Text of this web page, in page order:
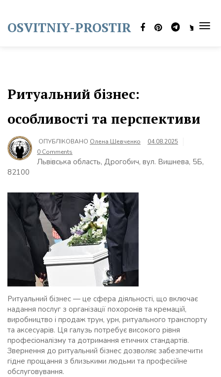
content
OSVITNIY-PROSTIR
Ритуальний бізнес:
особливості та перспективи
ОПУБЛІКОВАНО Олена Шевченко
04.08.2025
0 Comments
Львівська область, Дрогобич, вул. Вишнева, 5Б,
82100
Ритуальний бізнес — це сфера діяльності, що включає
надання послуг з організації похоронів та кремацій,
виробництво і продаж трун, урн, ритуального транспорту
та аксесуарів. Ця галузь потребує високого рівня
професіоналізму та дотримання етичних стандартів.
Звернення до ритуальний бізнес дозволяє забезпечити
гідне прощання з близькими людьми та професійне
обслуговування.